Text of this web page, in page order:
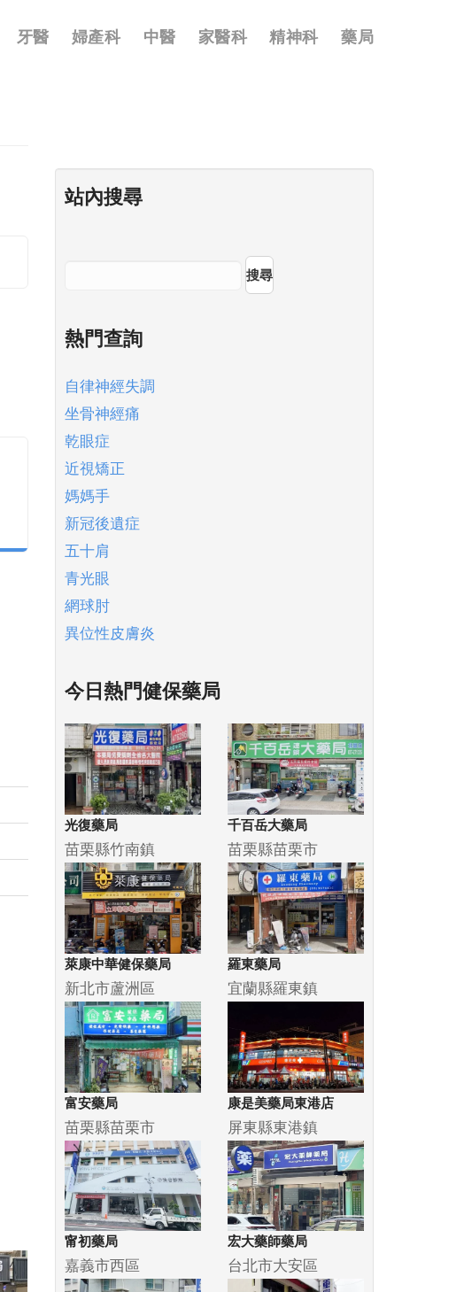
牙醫 婦產科 中醫 家醫科 精神科 藥局
站內搜尋
搜尋
熱門查詢
自律神經失調
坐骨神經痛
乾眼症
近視矯正
媽媽手
新冠後遺症
五十肩
青光眼
網球肘
異位性皮膚炎
今日熱門健保藥局
光復藥局
苗栗縣竹南鎮
千百岳大藥局
苗栗縣苗栗市
萊康中華健保藥局
新北市蘆洲區
羅東藥局
宜蘭縣羅東鎮
富安藥局
苗栗縣苗栗市
康是美藥局東港店
屏東縣東港鎮
甯初藥局
嘉義市西區
宏大藥師藥局
台北市大安區